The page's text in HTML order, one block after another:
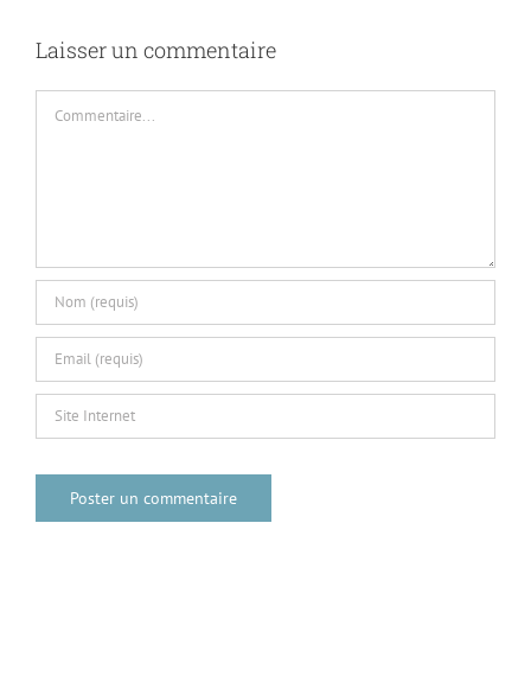
Laisser un commentaire